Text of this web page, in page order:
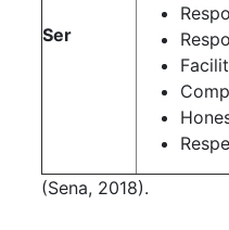
Ser
(Sena, 2018).